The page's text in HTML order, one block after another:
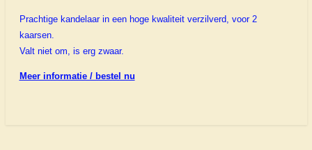
Prachtige kandelaar in een hoge kwaliteit verzilverd, voor 2
kaarsen.
Valt niet om, is erg zwaar.
Meer informatie / bestel nu